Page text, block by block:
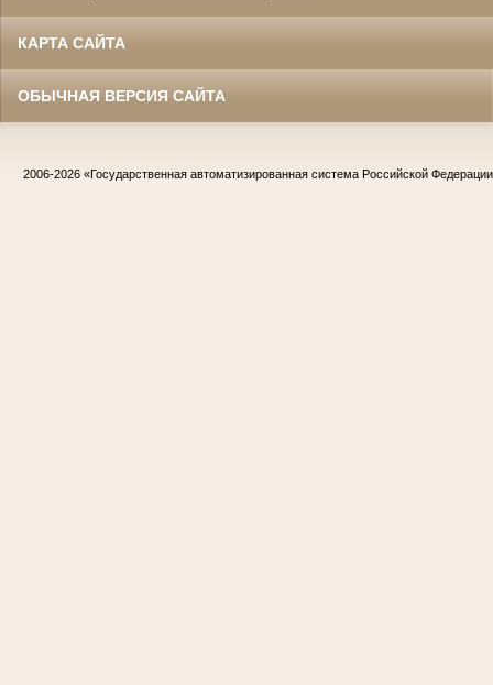
КАРТА САЙТА
ОБЫЧНАЯ ВЕРСИЯ САЙТА
2006-2026 «Государственная автоматизированная система Российской